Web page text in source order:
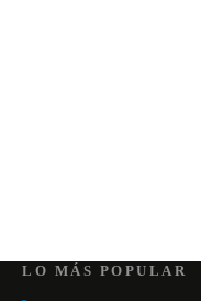
LO MÁS POPULAR